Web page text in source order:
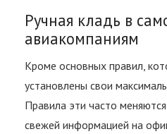
Ручная кладь в
авиакомпаниям
Кроме основных правил,
установлены свои
Правила эти часто
свежей информацией на